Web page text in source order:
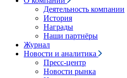
Деятельность компании
История
Награды
Наши партнёры
Журнал
Новости и аналитика
Пресс-центр
Новости рынка